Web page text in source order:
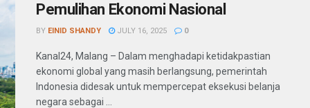
Pemulihan Ekonomi Nasional
BY EINID SHANDY JULY 16, 2025 0
Kanal24, Malang – Dalam menghadapi ketidakpastian
ekonomi global yang masih berlangsung, pemerintah
Indonesia didesak untuk mempercepat eksekusi belanja
negara sebagai ...